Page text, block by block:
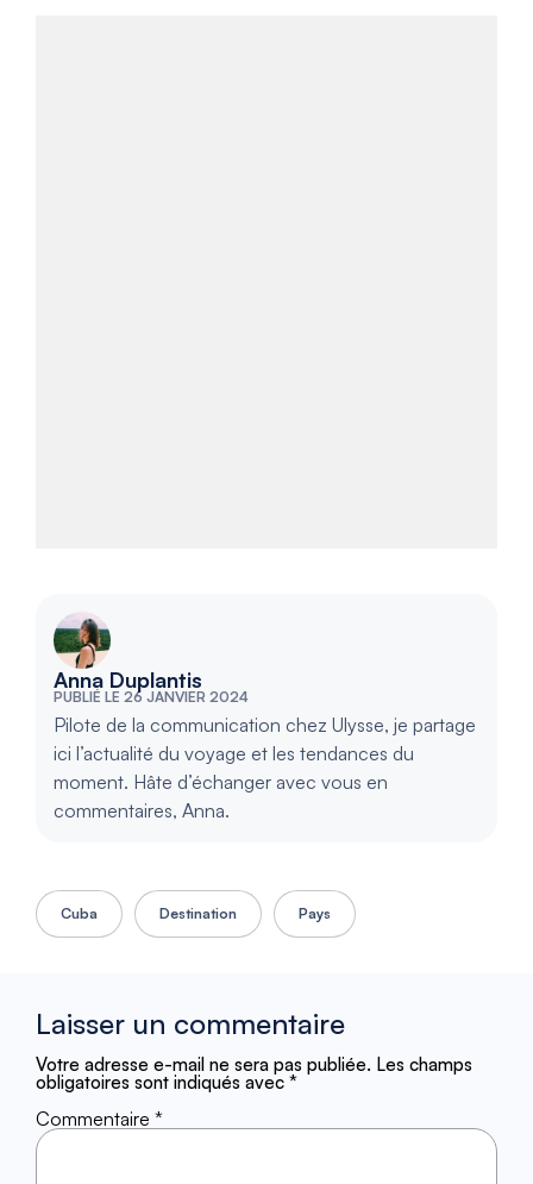
Anna Duplantis
PUBLIÉ LE 26 JANVIER 2024
Pilote de la communication chez Ulysse, je partage
ici l’actualité du voyage et les tendances du
moment. Hâte d’échanger avec vous en
commentaires, Anna.
Cuba Destination Pays
Laisser un commentaire
Votre adresse e-mail ne sera pas publiée. Les champs
obligatoires sont indiqués avec *
Commentaire *